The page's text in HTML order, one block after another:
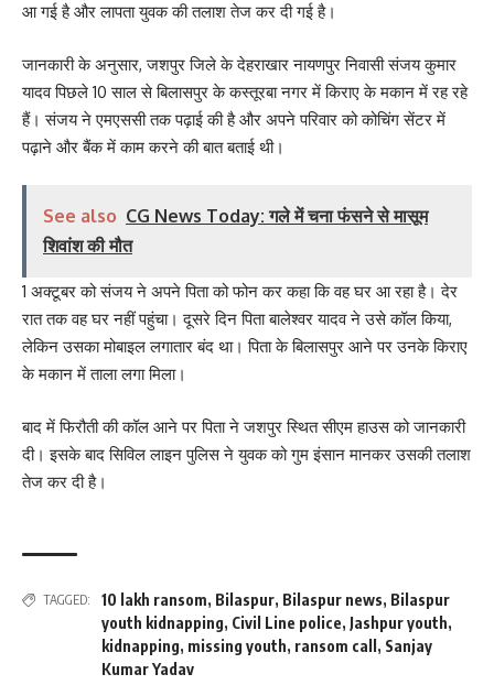
आ गई है और लापता युवक की तलाश तेज कर दी गई है।
जानकारी के अनुसार, जशपुर जिले के देहराखार नायणपुर निवासी संजय कुमार
यादव पिछले 10 साल से बिलासपुर के कस्तूरबा नगर में किराए के मकान में रह रहे
हैं। संजय ने एमएससी तक पढ़ाई की है और अपने परिवार को कोचिंग सेंटर में
पढ़ाने और बैंक में काम करने की बात बताई थी।
See also CG News Today: गले में चना फंसने से मासूम
शिवांश की मौत
1 अक्टूबर को संजय ने अपने पिता को फोन कर कहा कि वह घर आ रहा है। देर
रात तक वह घर नहीं पहुंचा। दूसरे दिन पिता बालेश्वर यादव ने उसे कॉल किया,
लेकिन उसका मोबाइल लगातार बंद था। पिता के बिलासपुर आने पर उनके किराए
के मकान में ताला लगा मिला।
बाद में फिरौती की कॉल आने पर पिता ने जशपुर स्थित सीएम हाउस को जानकारी
दी। इसके बाद सिविल लाइन पुलिस ने युवक को गुम इंसान मानकर उसकी तलाश
तेज कर दी है।
TAGGED: 10 lakh ransom, Bilaspur, Bilaspur news, Bilaspur
youth kidnapping, Civil Line police, Jashpur youth,
kidnapping, missing youth, ransom call , Sanjay
Kumar Yadav